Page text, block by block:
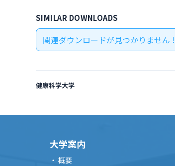
SIMILAR DOWNLOADS
関連ダウンロードが見つかりません !
健康科学大学
大学案内
概要